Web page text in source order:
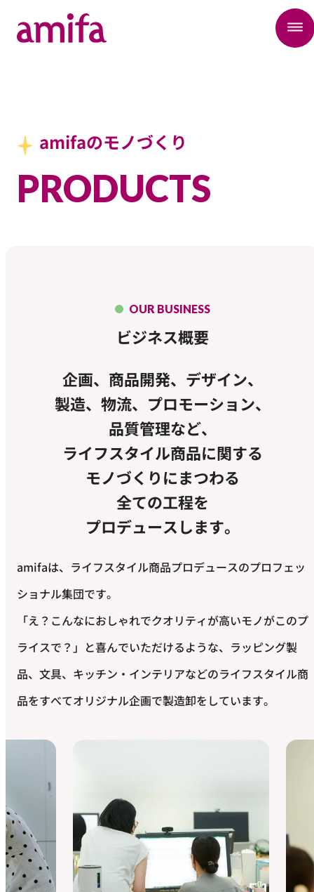
amifaのモノづくり
PRODUCTS
OUR BUSINESS
ビジネス概要
企画、商品開発、デザイン、
製造、物流、プロモーション、
品質管理など、
ライフスタイル商品に関する
モノづくりにまつわる
全ての工程を
プロデュースします。
amifaは、ライフスタイル商品プロデュースのプロフェッ
ショナル集団です。
「え？こんなにおしゃれでクオリティが高いモノがこのプ
ライスで？」と喜んでいただけるような、ラッピング製
品、文具、キッチン・インテリアなどのライフスタイル商
品をすべてオリジナル企画で製造卸をしています。